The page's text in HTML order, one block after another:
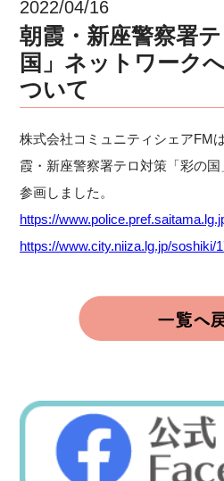
2022/04/16
朝霞・新座警察署
国」ネットワーク
ついて
株式会社コミュニティシェアFM
霞 ・新座警察署テロ対策「彩の国
参画しました。
https://
https://www.city.niiza.lg.jp/soshiki/